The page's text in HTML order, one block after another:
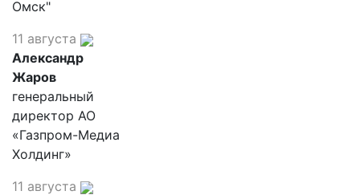
Омск"
11 августа
Александр
Жаров
генеральный
директор АО
«Газпром-Медиа
Холдинг»
11 августа